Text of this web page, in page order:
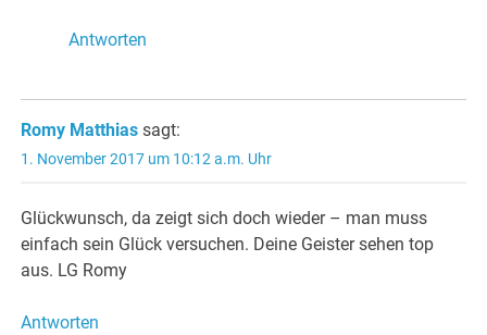
Antworten
Romy Matthias sagt:
1. November 2017 um 10:12 a.m. Uhr
Glückwunsch, da zeigt sich doch wieder – man muss
einfach sein Glück versuchen. Deine Geister sehen top
aus. LG Romy
Antworten